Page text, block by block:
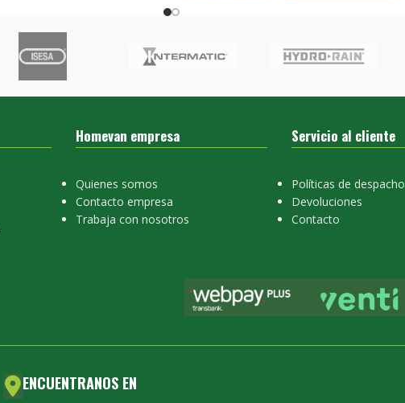
Homevan empresa
Quienes somos
Contacto empresa
Trabaja con nosotros
Servicio al cliente
Políticas de despacho
Devoluciones
Contacto
ENCUENTRANOS EN